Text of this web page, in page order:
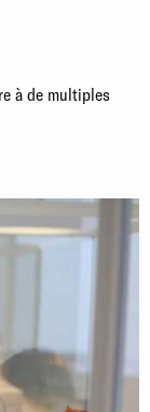
à de multiples